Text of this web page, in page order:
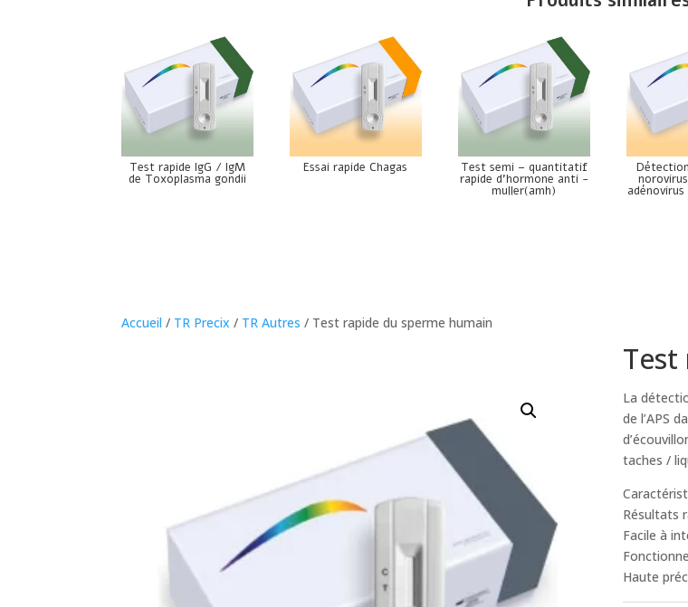
Test rapide IgG / IgM
de Toxoplasma gondii
Essai rapide Chagas Test semi – quantitatif
rapide d’hormone anti -
muller(amh)
Accueil / TR Precix / TR Autres / Test rapide du sperme humain
Test
La
de l’APS
taches /
Résultats
Facile à
Haute